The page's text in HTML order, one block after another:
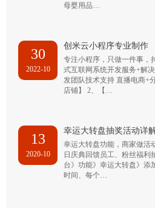
母婴用品…
30
2022-10
创米云小程序专业制作
专注小程序，只做一件事，
式互联网系统开发服务+解
发团队技术支持 直播电商+
店铺】 2、【…
13
2020-10
幸运大转盘抽奖活动详
幸运大转盘功能，商家做活
日庆典回馈员工、粉丝福利
台》功能》幸运大转盘》添
时间、每个…